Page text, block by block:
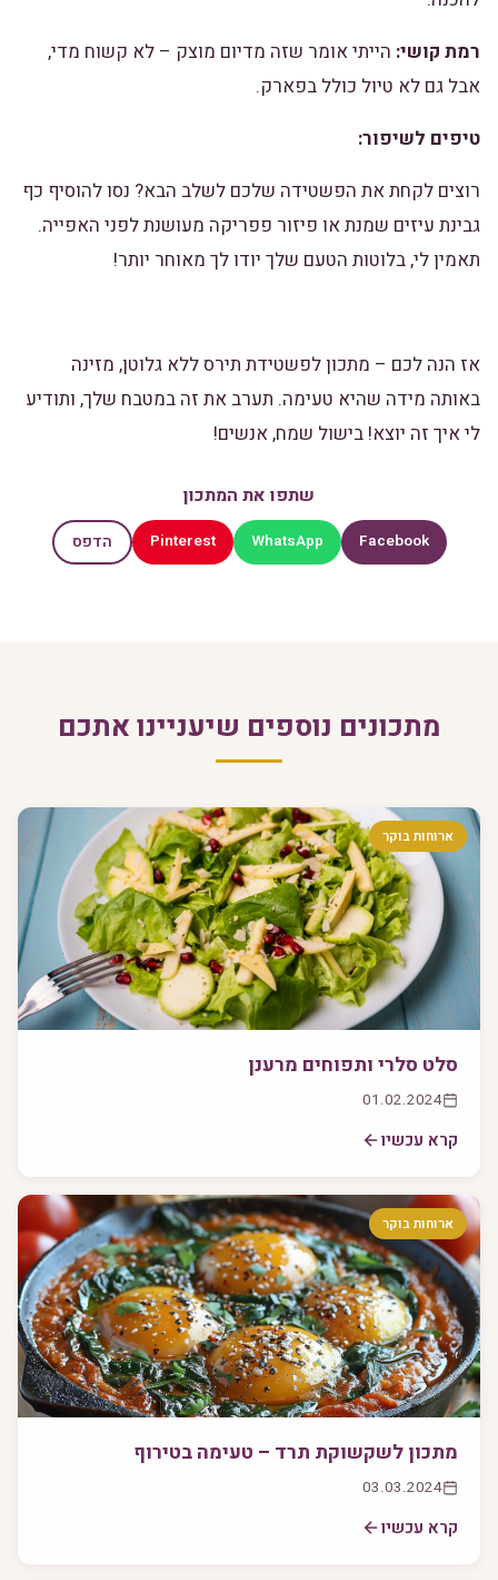
רמת קושי: הייתי אומר שזה מדיום מוצק – לא קשוח מדי,
אבל גם לא טיול כולל בפארק.
טיפים לשיפור:
רוצים לקחת את הפשטידה שלכם לשלב הבא? נסו להוסיף כף
גבינת עיזים שמנת או פיזור פפריקה מעושנת לפני האפייה.
תאמין לי, בלוטות הטעם שלך יודו לך מאוחר יותר!
אז הנה לכם – מתכון לפשטידת תירס ללא גלוטן, מזינה
באותה מידה שהיא טעימה. תערב את זה במטבח שלך, ותודיע
לי איך זה יוצא! בישול שמח, אנשים!
שתפו את המתכון
Facebook
WhatsApp
Pinterest הדפס
מתכונים נוספים שיעניינו אתכם
ארוחות בוקר
סלט סלרי ותפוחים מרענן
01.02.2024
קרא עכשיו
ארוחות בוקר
מתכון לשקשוקת תרד – טעימה בטירוף
03.03.2024
קרא עכשיו